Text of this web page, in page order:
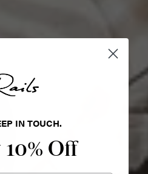
IN TOUCH.
Off